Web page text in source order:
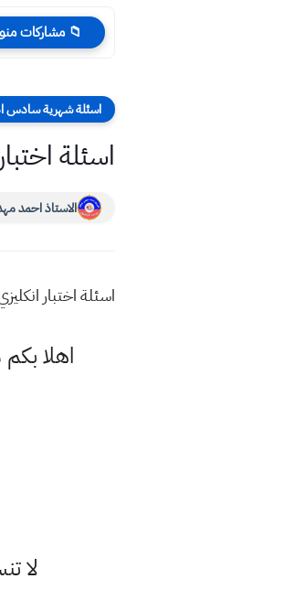
📁 مشاركات
اسئلة شهرية سادس
اسئلة
الاستاذ احمد
اسئلة اختبار
اهلا
لا